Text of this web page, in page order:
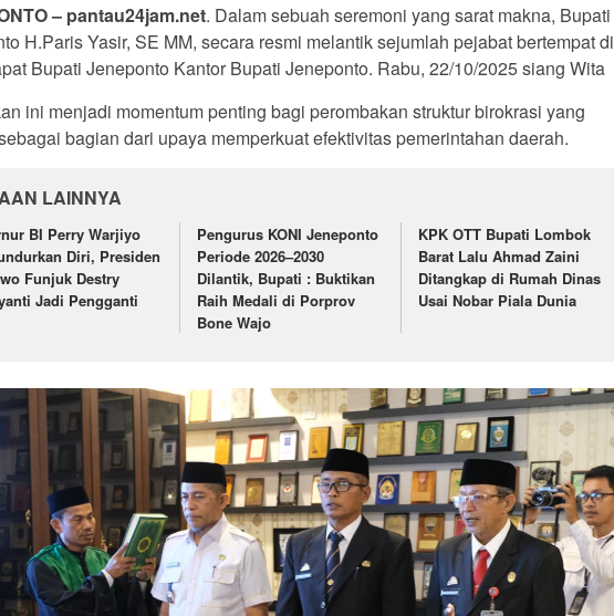
– pantau24jam.net. Dalam sebuah seremoni yang sarat makna, Bupati
H.Paris Yasir, SE MM, secara resmi melantik sejumlah pejabat bertempat di
Bupati Jeneponto Kantor Bupati Jeneponto. Rabu, 22/10/2025 siang Wita
ini menjadi momentum penting bagi perombakan struktur birokrasi yang
bagian dari upaya memperkuat efektivitas pemerintahan daerah.
LAINNYA
BI Perry Warjiyo
Diri, Presiden
Funjuk Destry
Jadi Pengganti
Pengurus KONI Jeneponto
Periode 2026–2030
Dilantik, Bupati : Buktikan
Raih Medali di Porprov
Bone Wajo
KPK OTT Bupati Lombok
Barat Lalu Ahmad Zaini
Ditangkap di Rumah Dinas
Usai Nobar Piala Dunia